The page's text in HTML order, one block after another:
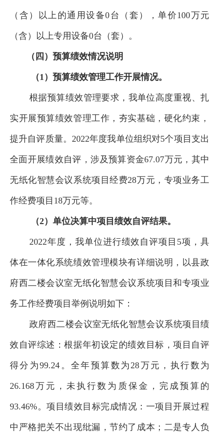
（含）以上的通用设备0台（套），单价100万元
（含）以上专用设备0台（套）。
（四）预算绩效情况说明
（1）预算绩效管理工作开展情况。
根据预算绩效管理要求， 我单位高度重视、扎
实开展预算绩效管理工作，夯实基础，硬化约束 ，
提升自评质量。 2022年度我单位组织对5个项目支出
全面开展绩效自评，涉及预算资金67.07万元， 其中
无纸化智慧会议系统项目经费28万元，专项业务工
作经费项目 18万元等。
（2） 单位决算中项目绩效自评结果。
2022年度，我单位进行绩效自评项目5项，具
体在一体化系统绩效管理模块有详细说明，以县政
府西二楼会议室无纸化智慧会议系统项目和专项业
务工作经费项目举例说明如下：
政府西二楼会议室无纸化智慧会议系统项目绩
效自评综述：根据年初设定的绩效目标，项目自评
得分为99.24 。全年预算数为 28万元，执行数为
26.168万元， 未执行数为质保金， 完成预算的
93.46%。项目绩效目标完成情况：一项目开展过程
中 严格把关不出现纰漏，节约了成本；二是专人负